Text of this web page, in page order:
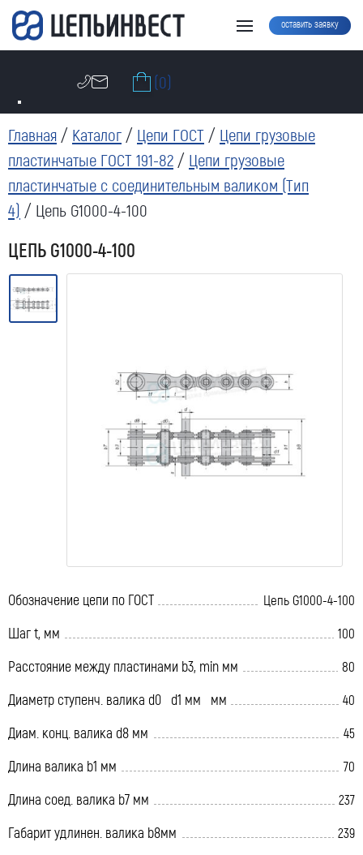
оставить заявку
(0)
Главная / Каталог / Цепи ГОСТ / Цепи грузовые
пластинчатые ГОСТ 191-82 / Цепи грузовые
пластинчатые с соединительным валиком (Тип
4) / Цепь G1000-4-100
ЦЕПЬ G1000-4-100
Обозначение цепи по ГОСТ Цепь G1000-4-100
Шаг t, мм 100
Расстояние между пластинами b3, min мм 80
Диаметр ступенч. валика d0 d1 мм мм 40
Диам. конц. валика d8 мм 45
Длина валика b1 мм 70
Длина соед. валика b7 мм 237
Габарит удлинен. валика b8мм 239